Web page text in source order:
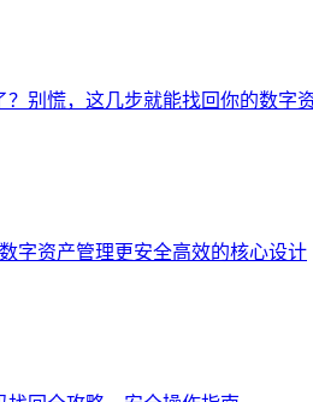
？别慌，这几步就能找回你的数字
字资产管理更安全高效的核心设计